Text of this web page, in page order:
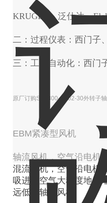
KRUGER、泛仕达、
二：过程仪表：西门子
三：工业自动化：西门
原厂订购S2E300-AP02-30外转子
EBM紧凑型风机
轴流风机，空气沿电机
混流风机，空气沿电机
吸进的空气大程度地压
远低于轴流风机